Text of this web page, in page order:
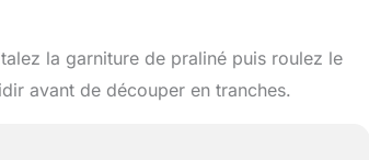
la garniture de praliné puis roulez le
avant de découper en tranches.